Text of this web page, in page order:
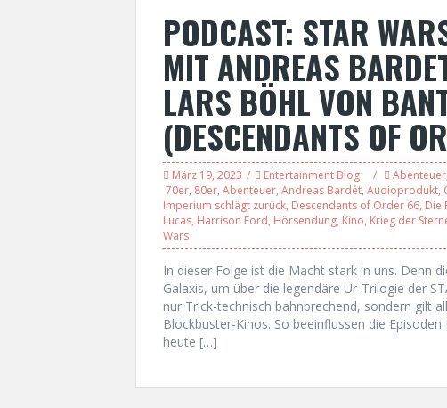
PODCAST: STAR
MIT ANDREAS
LARS BÖHL VON
(DESCENDANTS OF
März 19, 2023 Entertainment Blog Abenteuer
70er, 80er, Abenteuer, Andreas Bardét, Audioprodukt,
Imperium schlägt zurück, Descendants of Order 66, Die
Lucas, Harrison Ford, Hörsendung, Kino, Krieg der
Wars
In dieser Folge ist die Macht stark in uns. Denn
Galaxis, um über die legendäre Ur-Trilogie der
nur Trick-technisch bahnbrechend, sondern gilt
Blockbuster-Kinos. So beeinflussen die Episoden
heute […]